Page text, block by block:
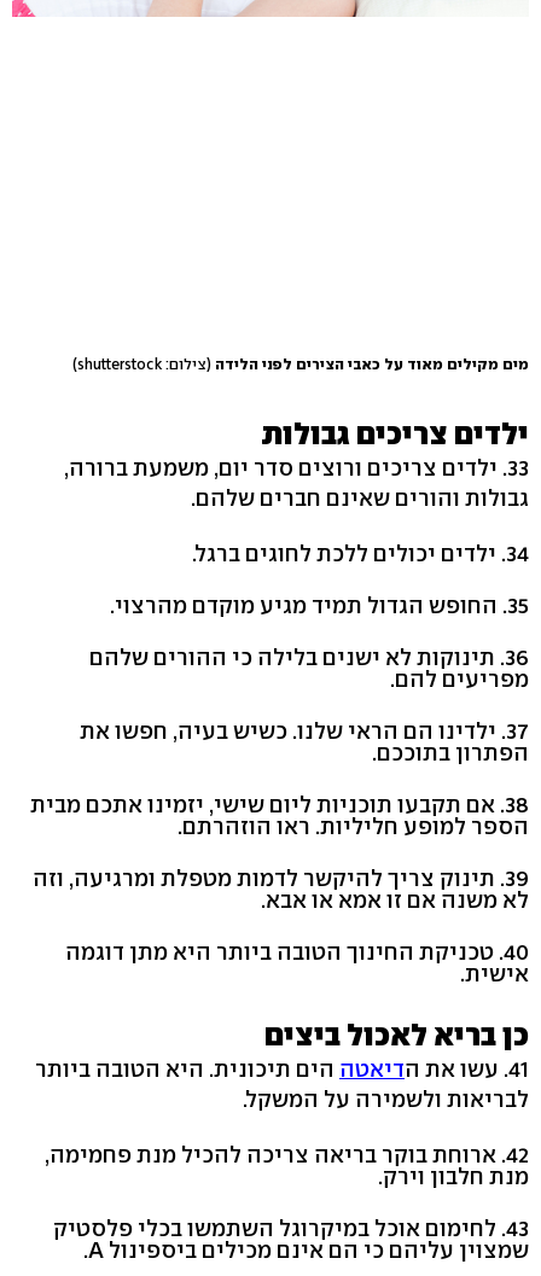
מים מקילים מאוד על כאבי הצירים לפני הלידה (צילום: shutterstock)
ילדים צריכים גבולות
33. ילדים צריכים ורוצים סדר יום, משמעת ברורה,
גבולות והורים שאינם חברים שלהם.
34. ילדים יכולים ללכת לחוגים ברגל.
35. החופש הגדול תמיד מגיע מוקדם מהרצוי.
36. תינוקות לא ישנים בלילה כי ההורים שלהם
מפריעים להם.
37. ילדינו הם הראי שלנו. כשיש בעיה, חפשו את
הפתרון בתוככם.
38. אם תקבעו תוכניות ליום שישי, יזמינו אתכם מבית
הספר למופע חליליות. ראו הוזהרתם.
39. תינוק צריך להיקשר לדמות מטפלת ומרגיעה, וזה
לא משנה אם זו אמא או אבא.
40. טכניקת החינוך הטובה ביותר היא מתן דוגמה
אישית.
כן בריא לאכול ביצים
41. עשו את ה דיאטה הים תיכונית. היא הטובה ביותר
לבריאות ולשמירה על המשקל.
42. ארוחת בוקר בריאה צריכה להכיל מנת פחמימה,
מנת חלבון וירק.
43. לחימום אוכל במיקרוגל השתמשו בכלי פלסטיק
שמצוין עליהם כי הם אינם מכילים ביספינול A.